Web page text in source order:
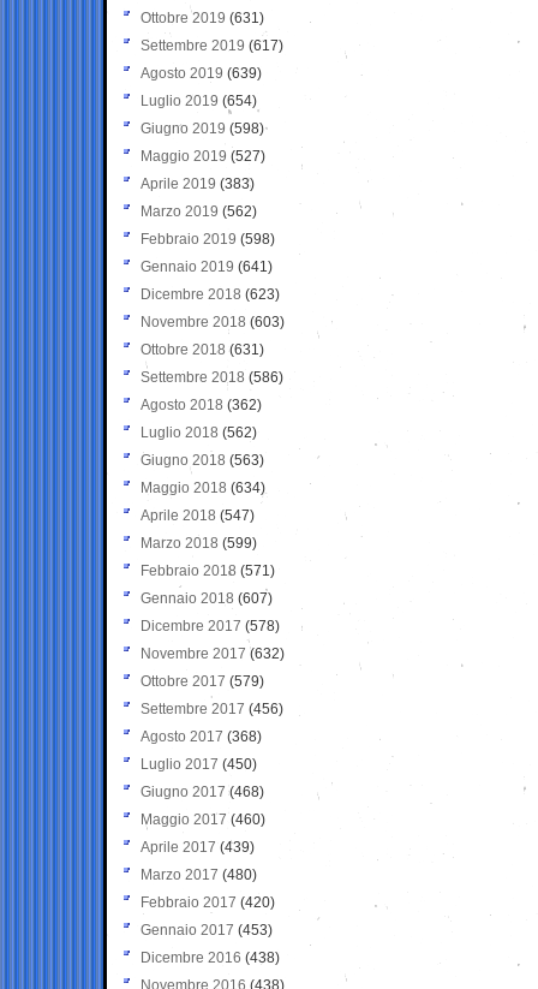
Ottobre 2019 (631)
Settembre 2019 (617)
Agosto 2019 (639)
Luglio 2019 (654)
Giugno 2019 (598)
Maggio 2019 (527)
Aprile 2019 (383)
Marzo 2019 (562)
Febbraio 2019 (598)
Gennaio 2019 (641)
Dicembre 2018 (623)
Novembre 2018 (603)
Ottobre 2018 (631)
Settembre 2018 (586)
Agosto 2018 (362)
Luglio 2018 (562)
Giugno 2018 (563)
Maggio 2018 (634)
Aprile 2018 (547)
Marzo 2018 (599)
Febbraio 2018 (571)
Gennaio 2018 (607)
Dicembre 2017 (578)
Novembre 2017 (632)
Ottobre 2017 (579)
Settembre 2017 (456)
Agosto 2017 (368)
Luglio 2017 (450)
Giugno 2017 (468)
Maggio 2017 (460)
Aprile 2017 (439)
Marzo 2017 (480)
Febbraio 2017 (420)
Gennaio 2017 (453)
Dicembre 2016 (438)
Novembre 2016 (438)